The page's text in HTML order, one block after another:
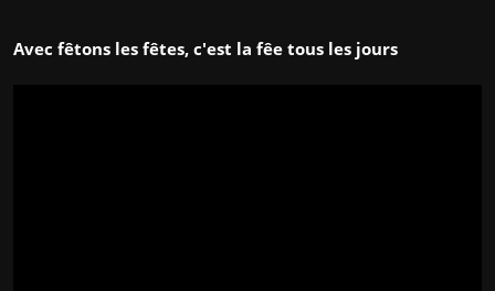
Avec fêtons les fêtes, c'est la fêe tous les jours